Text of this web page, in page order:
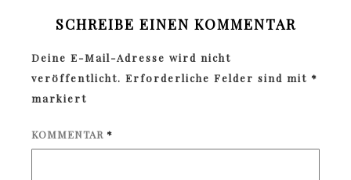
SCHREIBE EINEN KOMMENTAR
Deine E-Mail-Adresse wird nicht
veröffentlicht. Erforderliche Felder sind mit *
markiert
KOMMENTAR *